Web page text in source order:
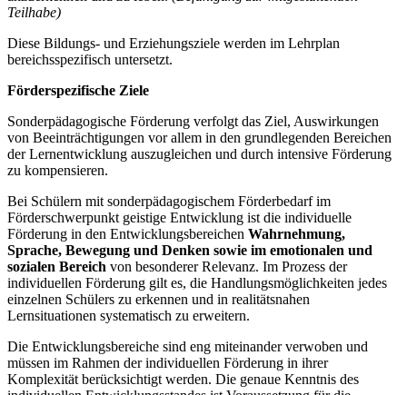
Teilhabe)
Diese Bildungs- und Erziehungsziele werden im Lehrplan
bereichsspezifisch untersetzt.
Förderspezifische Ziele
Sonderpädagogische Förderung verfolgt das Ziel, Auswirkungen
von Beeinträchtigungen vor allem in den grundlegenden Bereichen
der Lernentwicklung auszugleichen und durch intensive Förderung
zu kompensieren.
Bei Schülern mit sonderpädagogischem Förderbedarf im
Förderschwerpunkt geistige Entwicklung ist die individuelle
Förderung in den Entwicklungsbereichen Wahrnehmung,
Sprache, Bewegung und Denken sowie im emotionalen und
sozialen Bereich von besonderer Relevanz. Im Prozess der
individuellen Förderung gilt es, die Handlungsmöglichkeiten jedes
einzelnen Schülers zu erkennen und in realitätsnahen
Lernsituationen systematisch zu erweitern.
Die Entwicklungsbereiche sind eng miteinander verwoben und
müssen im Rahmen der individuellen Förderung in ihrer
Komplexität berücksichtigt werden. Die genaue Kenntnis des